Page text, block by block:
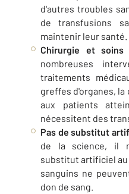
d'autres troubles
de transfusions
maintenir leur santé.
Chirurgie et soins
nombreuses
traitements
greffes d'organes,
aux patients
nécessitent des
Pas de substitut
de la science, il
substitut artificiel au
sanguins ne
don de sang.